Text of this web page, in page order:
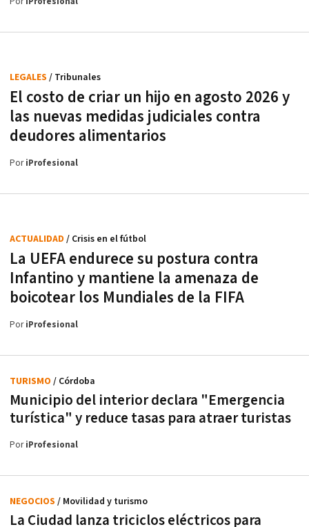
El costo de criar un hijo en agosto 2026 y
las nuevas medidas judiciales contra
deudores alimentarios
LEGALES / Tribunales
PoriProfesional
La UEFA endurece su postura contra
Infantino y mantiene la amenaza de
boicotear los Mundiales de la FIFA
ACTUALIDAD / Crisis en el fútbol
PoriProfesional
Municipio del interior declara "Emergencia
turística" y reduce tasas para atraer turistas
TURISMO / Córdoba
PoriProfesional
La Ciudad lanza triciclos eléctricos para
NEGOCIOS / Movilidad y turismo